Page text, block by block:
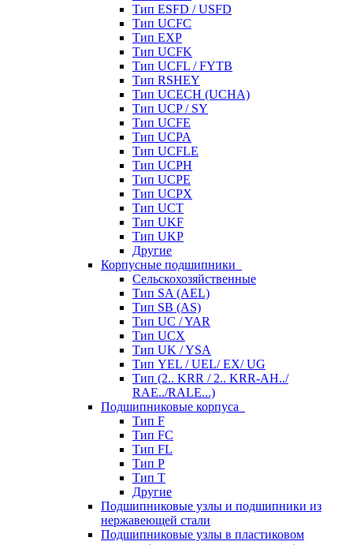
Тип ESFD / USFD
Тип UCFC
Тип EXP
Тип UCFK
Тип UCFL / FYTB
Тип RSHEY
Тип UCECH (UCHA)
Тип UCP / SY
Тип UCFE
Тип UCPA
Тип UCFLE
Тип UCPH
Тип UCPE
Тип UCPX
Тип UCT
Тип UKF
Тип UKP
Другие
Корпусные подшипники
Сельскохозяйственные
Тип SA (AEL)
Тип SB (AS)
Тип UC / YAR
Тип UCX
Тип UK / YSA
Тип YEL / UEL/ EX/ UG
Тип (2.. KRR / 2.. KRR-AH../
RAE../RALE...)
Подшипниковые корпуса
Тип F
Тип FC
Тип FL
Тип P
Тип T
Другие
Подшипниковые узлы и подшипники из
нержавеющей стали
Подшипниковые узлы в пластиковом